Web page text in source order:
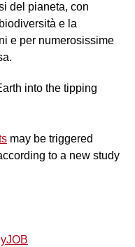
del pianeta, con
e la
e per numerosissime
into the tipping
may be triggered
to a new study